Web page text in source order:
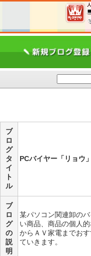
ブ
ロ
グ
タ
イ
ト
ル
PCバイヤー「リョウ
ブ
ロ
グ
の
説
明
某パソコン関連卸の
い商品、商品の個人
からＡＶ家電までお
ていきます。